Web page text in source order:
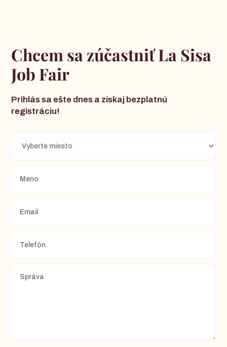
Chcem sa zúčastniť La Sisa
Job Fair
Prihlás sa ešte dnes a získaj bezplatnú
registráciu!